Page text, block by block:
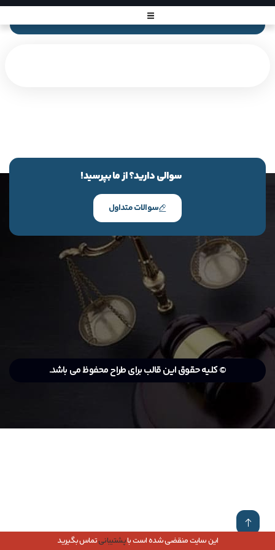
این سایت منقضی شده است باپشتیبانیتماس بگیرید
سوالی دارید؟ از ما بپرسید!
سوالات متداول
© کلیه حقوق این قالب برای طراح محفوظ می باشد.